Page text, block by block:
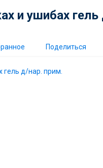
и ушибах
Поделиться